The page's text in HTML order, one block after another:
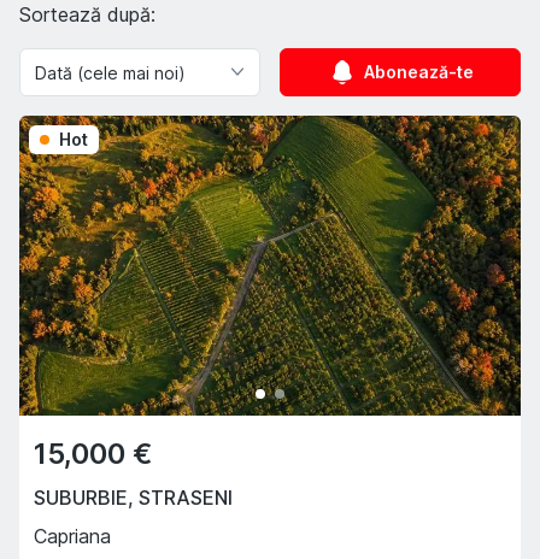
Sortează după:
Abonează-te
Hot
15,000 €
SUBURBIE, STRASENI
Capriana